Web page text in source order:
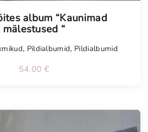
album “Kaunimad
mälestused “
, Pildialbumid, Pildialbumid
54,00 €